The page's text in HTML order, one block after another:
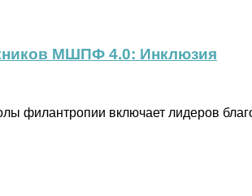
МШПФ 4.0: Инклюзия
филантропии включает лидеров